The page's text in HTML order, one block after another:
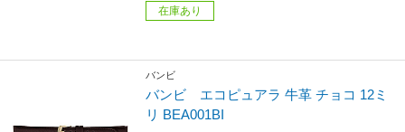
在庫あり
バンビ
バンビ エコピュアラ 牛革 チョコ 12ミ
リ BEA001BI